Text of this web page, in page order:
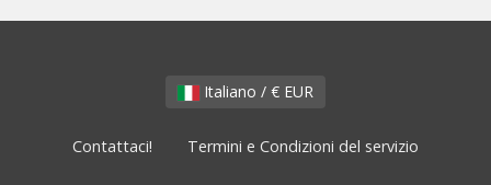
Italiano / € EUR
Contattaci! Termini e Condizioni del servizio